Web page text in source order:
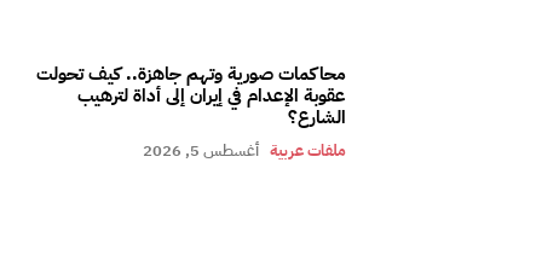
محاكمات صورية وتهم جاهزة.. كيف تحولت
عقوبة الإعدام في إيران إلى أداة لترهيب
الشارع؟
ملفات عربية أغسطس 5, 2026